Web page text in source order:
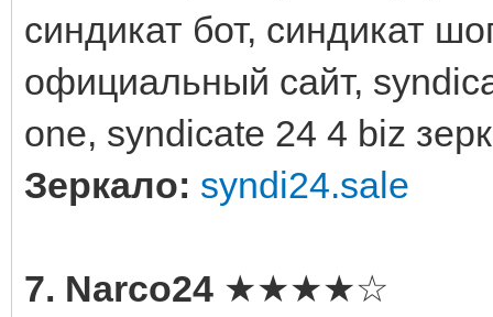
синдикат бот, синдикат
официальный сайт,
one, syndicate 24 4 biz
Зеркало: syndi24.sale
7. Narco24 ★★★★☆